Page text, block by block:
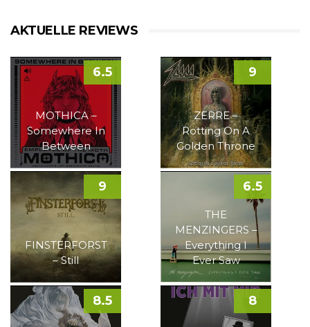
AKTUELLE REVIEWS
MOTHICA –
Somewhere In
Between
6.5
ZERRE –
Rotting On A
Golden Throne
9
FINSTERFORST
– Still
9
THE
MENZINGERS –
Everything I
Ever Saw
6.5
8.5 8